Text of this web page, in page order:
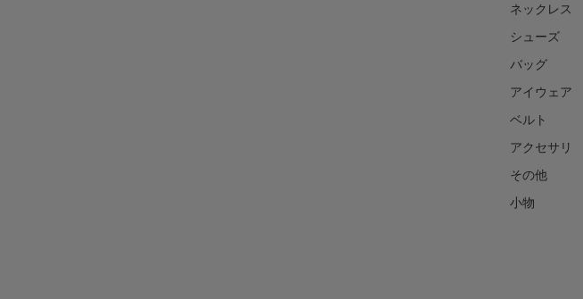
ネックレス
シューズ
バッグ
アイウェア
ベルト
アクセサリ
その他
小物